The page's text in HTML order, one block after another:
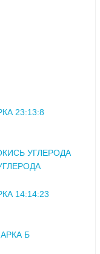
23:13:8
УГЛЕРОДА
14:14:23
Б